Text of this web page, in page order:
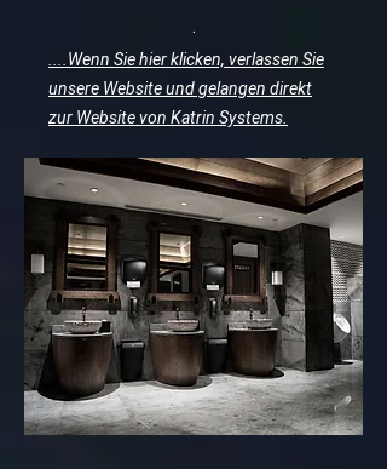
.
....Wenn Sie hier klicken, verlassen Sie
unsere Website und gelangen direkt
zur Website von Katrin Systems.